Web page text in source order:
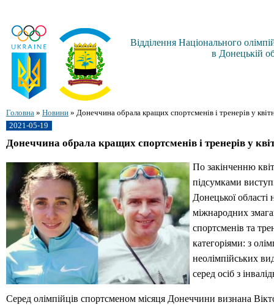
Відділення Національного
в Донецькій
Головна » Новини » Донеччина обрала кращих спортсменів і тренерів у
2021-05-19
Донеччина обрала кращих спортсменів і тренерів у
По закінченню
підсумками
Донецької області
міжнародних
спортсменів та
категоріями: з
неолімпійських
серед осіб з
Серед олімпійців спортсменом місяця Донеччини визнана